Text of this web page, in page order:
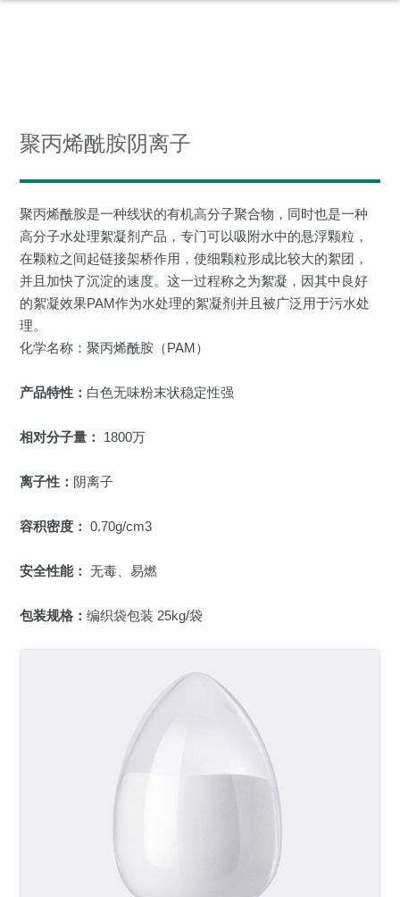
聚丙烯酰胺阴离子
聚丙烯酰胺是一种线状的有机高分子聚合物，同时也是一种
高分子水处理絮凝剂产品，专门可以吸附水中的悬浮颗粒，
在颗粒之间起链接架桥作用，使细颗粒形成比较大的絮团，
并且加快了沉淀的速度。这一过程称之为絮凝，因其中良好
的絮凝效果PAM作为水处理的絮凝剂并且被广泛用于污水处
理。
化学名称：聚丙烯酰胺（PAM）
产品特性： 白色无味粉末状稳定性强
相对分子量： 1800万
离子性： 阴离子
容积密度： 0.70g/cm3
安全性能： 无毒、易燃
包装规格：编织袋包装 25kg/袋